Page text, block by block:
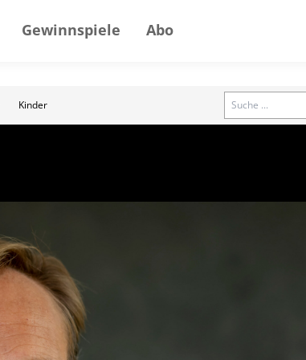
Gewinnspiele Abo
Kinder Search